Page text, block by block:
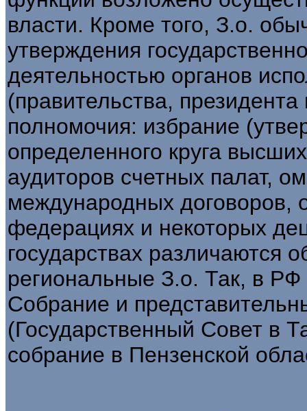
власти. Кроме того, З.о.
утверждения
деятельностью органов
(правительства,
полномочия: избрание
определенного круга
аудиторов счетных палат,
международных договоров,
федерациях и некоторых
государствах различаются
региональные З.о. Так, в
Собрание и
(Государственный Совет в
собрание в Пензенской